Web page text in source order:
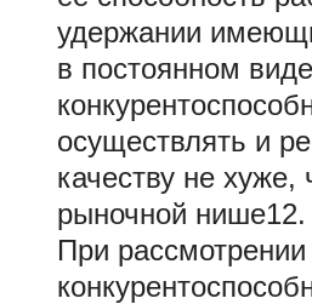
удержании
в постоянном
осуществлять и
качеству не
рыночной нише12.
При